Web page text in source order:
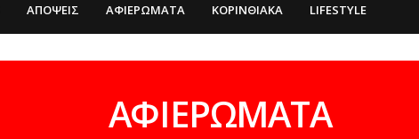
ΑΠΌΨΕΙΣ ΑΦΙΕΡΏΜΑΤΑ ΚΟΡΙΝΘΙΑΚΆ LIFESTYLE
ΑΦΙΕΡΏΜΑΤΑ